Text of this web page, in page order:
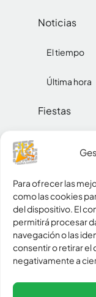
Para ofrecer las
como las cookies
del dispositivo. El
permitirá procesar
navegación o las
consentir o retirar
negativamente a
Noticias
El tiempo
Última hora
Fiestas
Pueblos
Zona peñas
policyPolítica de